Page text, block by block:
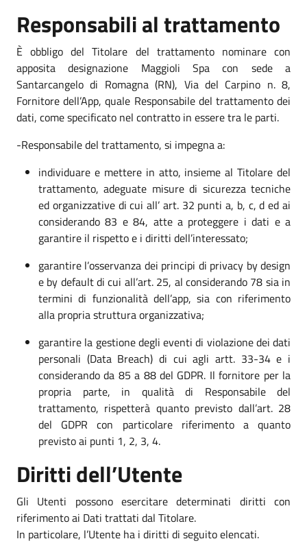
Responsabili al trattamento
È obbligo del Titolare del trattamento nominare con
apposita designazione Maggioli Spa con sede a
Santarcangelo di Romagna (RN), Via del Carpino n. 8,
Fornitore dell’App, quale Responsabile del trattamento dei
dati, come specificato nel contratto in essere tra le parti.
-Responsabile del trattamento, si impegna a:
individuare e mettere in atto, insieme al Titolare del
trattamento, adeguate misure di sicurezza tecniche
ed organizzative di cui all’ art. 32 punti a, b, c, d ed ai
considerando 83 e 84, atte a proteggere i dati e a
garantire il rispetto e i diritti dell’interessato;
garantire l’osservanza dei principi di privacy by design
e by default di cui all’art. 25, al considerando 78 sia in
termini di funzionalità dell’app, sia con riferimento
alla propria struttura organizzativa;
garantire la gestione degli eventi di violazione dei dati
personali (Data Breach) di cui agli artt. 33-34 e i
considerando da 85 a 88 del GDPR. Il fornitore per la
propria parte, in qualità di Responsabile del
trattamento, rispetterà quanto previsto dall’art. 28
del GDPR con particolare riferimento a quanto
previsto ai punti 1, 2, 3, 4.
Diritti dell’Utente
Gli Utenti possono esercitare determinati diritti con
riferimento ai Dati trattati dal Titolare.
In particolare, l’Utente ha i diritti di seguito elencati.